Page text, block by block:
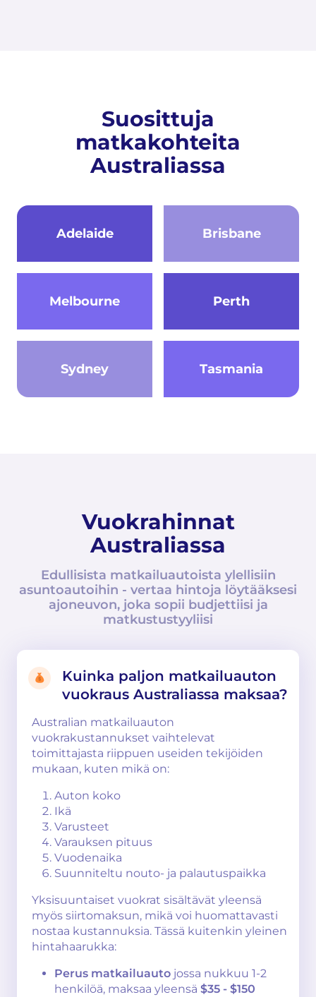
Suosittuja
matkakohteita
Australiassa
Adelaide Brisbane
Melbourne Perth
Sydney Tasmania
Vuokrahinnat
Australiassa
Edullisista matkailuautoista ylellisiin
asuntoautoihin - vertaa hintoja löytääksesi
ajoneuvon, joka sopii budjettiisi ja
matkustustyyliisi
Kuinka paljon matkailuauton
vuokraus Australiassa maksaa?
Australian matkailuauton
vuokrakustannukset vaihtelevat
toimittajasta riippuen useiden tekijöiden
mukaan, kuten mikä on:
Auton koko
Ikä
Varusteet
Varauksen pituus
Vuodenaika
Suunniteltu nouto- ja palautuspaikka
Yksisuuntaiset vuokrat sisältävät yleensä
myös siirtomaksun, mikä voi huomattavasti
nostaa kustannuksia. Tässä kuitenkin yleinen
hintahaarukka:
Perus matkailuauto jossa nukkuu 1-2
henkilöä, maksaa yleensä $35 - $150